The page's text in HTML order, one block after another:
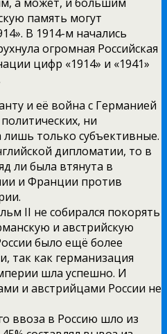
память могут
В 1914-м начались
огромная Российская
цифр «1914» и «1941»
и её война с Германией
ни
только субъективные.
дипломатии, то в
ли была втянута в
и Франции против
II не собирался покорять
и австрийскую
было ещё более
так как германизация
шла успешно. И
и австрийцами России не
ввоза в Россию шло из